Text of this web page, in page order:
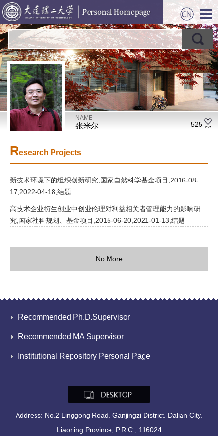
NAME
张米尔 525
Research Projects
新技术环境下的组织创新研究,国家自然科学基金项目,2016-08-
17,2022-04-18,结题
高技术企业衍生创业中创业伦理对利益相关者管理能力的影响研
究,国家社科规划、基金项目,2015-06-20,2021-01-13,结题
No More
Recommended Ph.D.Supervisor
Recommended MA Supervisor
Institutional Repository Personal Page
Address: No.2 Linggong Road, Ganjingzi District, Dalian City,
Liaoning Province, P.R.C., 116024